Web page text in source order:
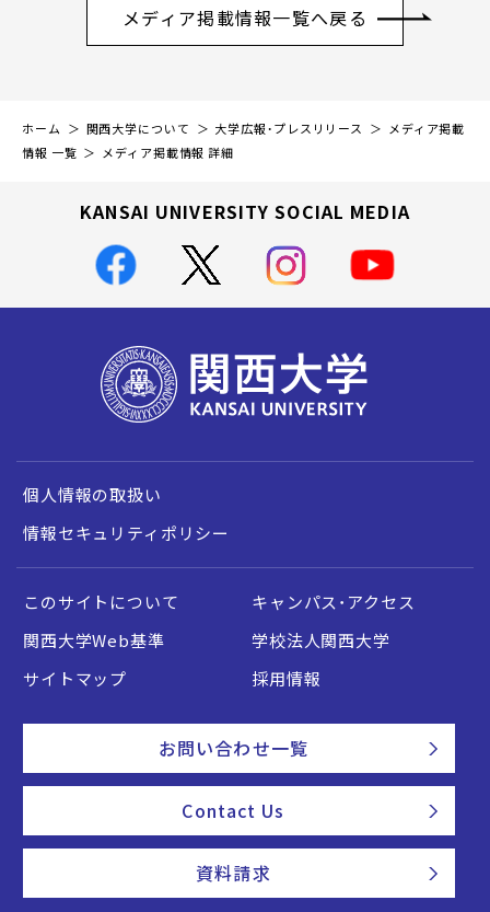
メディア掲載情報一覧へ戻る
ホーム 関西大学について 大学広報・プレスリリース
メディア掲載
情報 一覧
メディア掲載情報 詳細
KANSAI UNIVERSITY SOCIAL MEDIA
個人情報の取扱い
情報セキュリティポリシー
このサイトについて
キャンパス・アクセス
関西大学Web基準
学校法人関西大学
サイトマップ
採用情報
お問い合わせ一覧
Contact Us
資料請求